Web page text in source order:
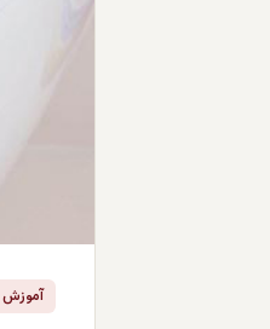
آموزش